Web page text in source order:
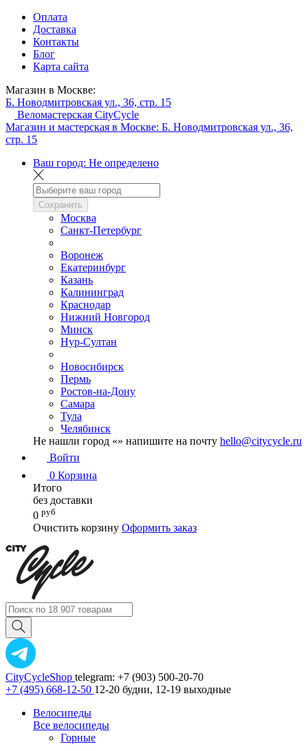
Оплата
Доставка
Контакты
Блог
Карта сайта
Магазин в Москве:
Б. Новодмитровская ул., 36, стр. 15
Веломастерская CityCycle
Магазин и мастерская в Москве: Б. Новодмитровская ул., 36,
стр. 15
Ваш город: Не определено
Сохранить
Москва
Санкт-Петербург
Воронеж
Екатеринбург
Казань
Калининград
Краснодар
Нижний Новгород
Минск
Нур-Султан
Новосибирск
Пермь
Ростов-на-Дону
Самара
Тула
Челябинск
Не нашли город «» напишите на почту hello@citycycle.ru
Войти
0 Корзина
Итого
без доставки
0 руб
Очистить корзину Оформить заказ
CityCycleShop telegram: +7 (903) 500-20-70
+7 (495) 668-12-50 12-20 будни, 12-19 выходные
Велосипеды
Все велосипеды
Горные